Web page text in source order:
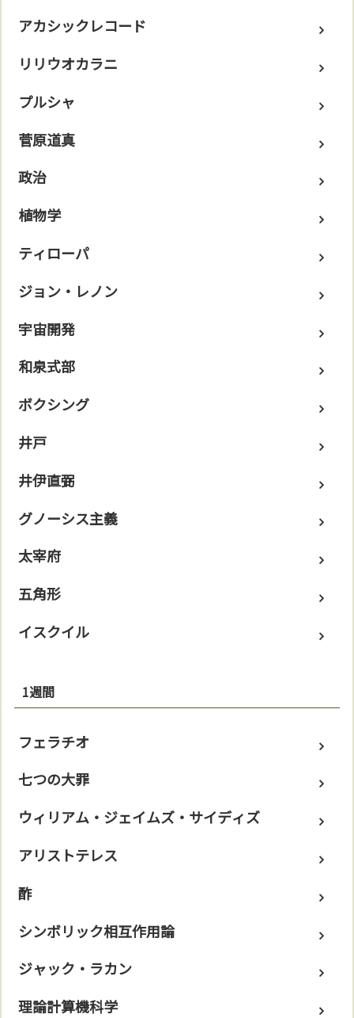
アカシックレコード
リリウオカラニ
プルシャ
菅原道真
政治
植物学
ティローパ
ジョン・レノン
宇宙開発
和泉式部
ボクシング
井戸
井伊直弼
グノーシス主義
太宰府
五角形
イスクイル
1週間
フェラチオ
七つの大罪
ウィリアム・ジェイムズ・サイディズ
アリストテレス
酢
シンボリック相互作用論
ジャック・ラカン
理論計算機科学